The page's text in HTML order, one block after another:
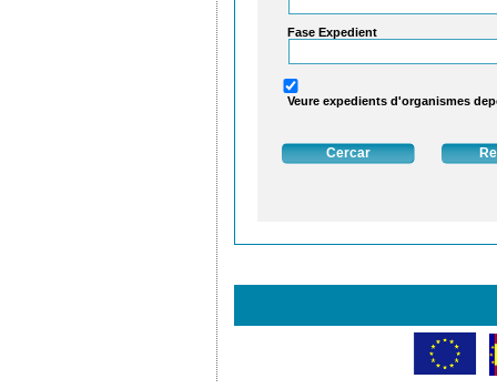
Fase Expedient
Veure expedients d'organismes